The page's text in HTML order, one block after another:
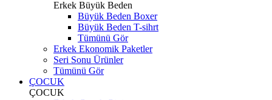
Erkek Büyük Beden
Büyük Beden Boxer
Büyük Beden T-sihrt
Tümünü Gör
Erkek Ekonomik Paketler
Seri Sonu Ürünler
Tümünü Gör
ÇOCUK
ÇOCUK